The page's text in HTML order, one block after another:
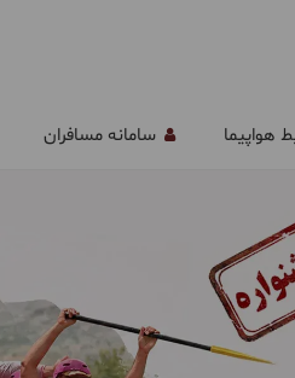
هواپیما سامانه مسافران